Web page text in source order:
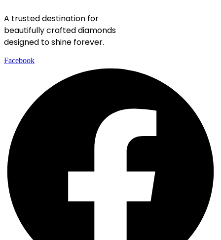
A trusted destination for
beautifully crafted diamonds
designed to shine forever.
Facebook